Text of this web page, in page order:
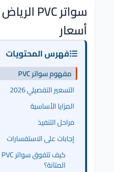
أسعار
فهرس المحتويات
مفهوم سواتر PVC
التسعير التفصيلي 2026
المزايا الأساسية
مراحل التنفيذ
إجابات على الاستفسارات
المتانة؟